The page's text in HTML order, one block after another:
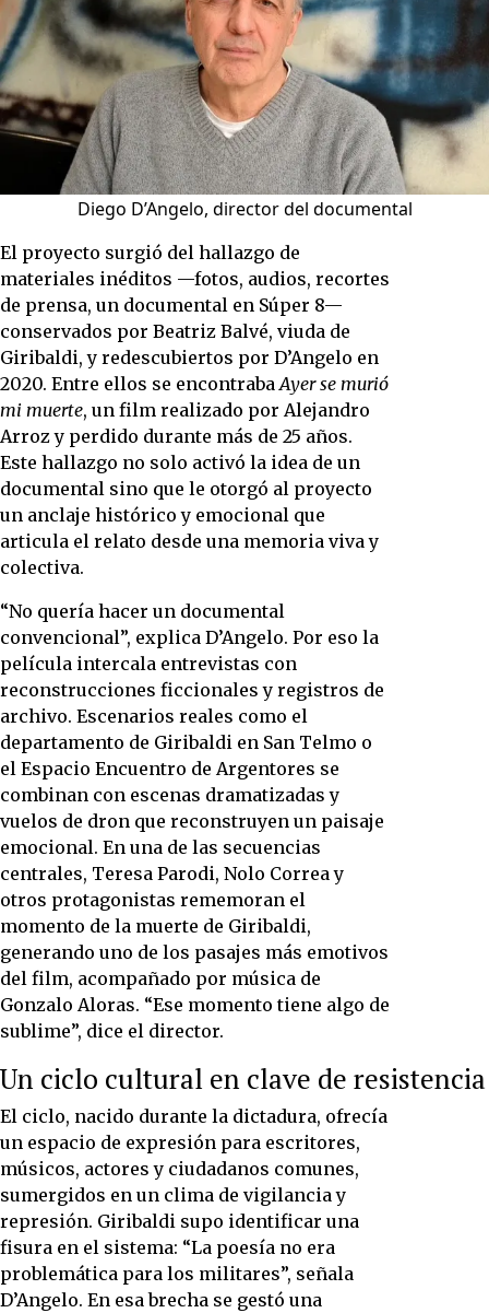
Diego D’Angelo, director del documental
El proyecto surgió del hallazgo de
materiales inéditos —fotos, audios, recortes
de prensa, un documental en Súper 8—
conservados por Beatriz Balvé, viuda de
Giribaldi, y redescubiertos por D’Angelo en
2020. Entre ellos se encontraba Ayer se murió
mi muerte, un film realizado por Alejandro
Arroz y perdido durante más de 25 años.
Este hallazgo no solo activó la idea de un
documental sino que le otorgó al proyecto
un anclaje histórico y emocional que
articula el relato desde una memoria viva y
colectiva.
“No quería hacer un documental
convencional”, explica D’Angelo. Por eso la
película intercala entrevistas con
reconstrucciones ficcionales y registros de
archivo. Escenarios reales como el
departamento de Giribaldi en San Telmo o
el Espacio Encuentro de Argentores se
combinan con escenas dramatizadas y
vuelos de dron que reconstruyen un paisaje
emocional. En una de las secuencias
centrales, Teresa Parodi, Nolo Correa y
otros protagonistas rememoran el
momento de la muerte de Giribaldi,
generando uno de los pasajes más emotivos
del film, acompañado por música de
Gonzalo Aloras. “Ese momento tiene algo de
sublime”, dice el director.
Un ciclo cultural en clave de resistencia
El ciclo, nacido durante la dictadura, ofrecía
un espacio de expresión para escritores,
músicos, actores y ciudadanos comunes,
sumergidos en un clima de vigilancia y
represión. Giribaldi supo identificar una
fisura en el sistema: “La poesía no era
problemática para los militares”, señala
D’Angelo. En esa brecha se gestó una